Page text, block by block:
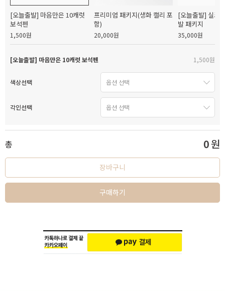
[오늘출발] 마음만은 10캐럿
보석펜
1,500원
프리미엄 패키지(생화 캘리 포
함)
20,000원
[오늘출발] 실크
발 패키지
35,000원
[오늘출발] 마음만은 10캐럿 보석펜 1,500원
색상선택
각인선택
총 0원
장바구니
구매하기